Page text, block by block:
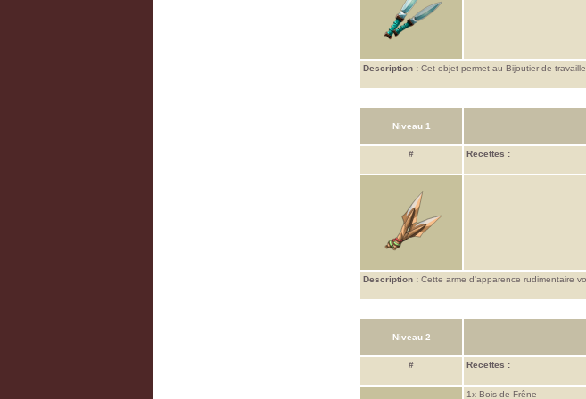
Description : Cet objet permet au Bijoutier de
Niveau 1
# Recettes :
Description : Cette arme d'apparence rudimentaire
Niveau 2
# Recettes :
1x Bois de Frêne